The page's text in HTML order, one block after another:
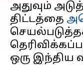
அதுவும்
திட்டத்தை
ஒரு இந்திய